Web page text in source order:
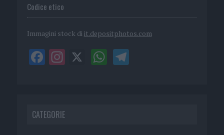
Codice etico
Immagini stock di it.depositphotos.com
CATEGORIE